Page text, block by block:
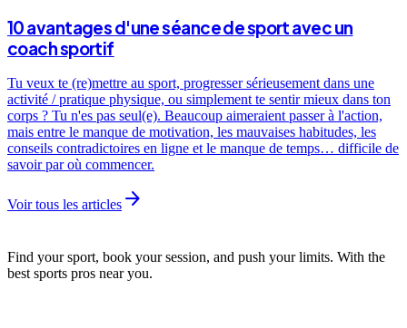
10 avantages d'une séance de sport avec un
coach sportif
Tu veux te (re)mettre au sport, progresser sérieusement dans une
activité / pratique physique, ou simplement te sentir mieux dans ton
corps ? Tu n'es pas seul(e). Beaucoup aimeraient passer à l'action,
mais entre le manque de motivation, les mauvaises habitudes, les
conseils contradictoires en ligne et le manque de temps… difficile de
savoir par où commencer.
Voir tous les articles arrow_forward
Find your sport, book your session, and push your limits. With the
best sports pros near you.